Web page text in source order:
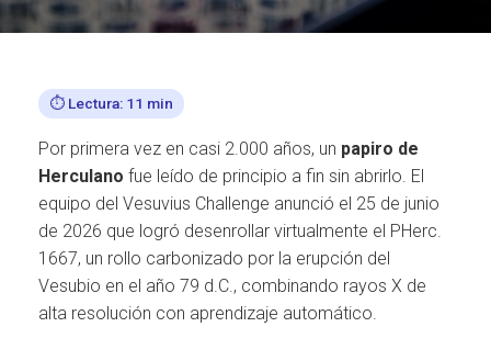
⏱️ Lectura: 11 min
Por primera vez en casi 2.000 años, un papiro de
Herculano fue leído de principio a fin sin abrirlo. El
equipo del Vesuvius Challenge anunció el 25 de junio
de 2026 que logró desenrollar virtualmente el PHerc.
1667, un rollo carbonizado por la erupción del
Vesubio en el año 79 d.C., combinando rayos X de
alta resolución con aprendizaje automático.